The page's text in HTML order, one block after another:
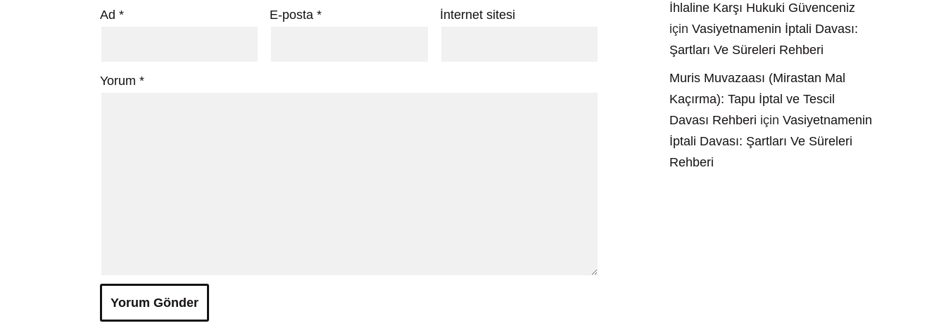
Ad * E-posta* İnternet sitesi
Yorum *
İhlaline Karşı Hukuki Güvenceniz
için Vasiyetnamenin İptali Davası:
Şartları Ve Süreleri Rehberi
Muris Muvazaası (Mirastan Mal
Kaçırma): Tapu İptal ve Tescil
Davası Rehberi için Vasiyetnamenin
İptali Davası: Şartları Ve Süreleri
Rehberi